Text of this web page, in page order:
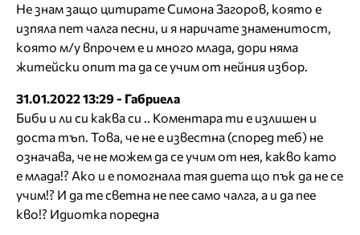
Не знам защо цитирате Симона Загоров, която е
изпяла пет чалга песни, и я наричате знаменитост,
която м/у впрочем е и много млада, дори няма
житейски опит та да се учим от нейния избор.
31.01.2022 13:29 - Габриела
Биби и ли си каква си .. Коментара ти е излишен и
доста тъп. Това, че не е известна (според теб) не
означава, че не можем да се учим от нея, какво като
е млада!? Ако и е помогнала тая диета що пък да не се
учим!? И да те светна не пее само чалга, а и да пее
кво!? Идиотка поредна